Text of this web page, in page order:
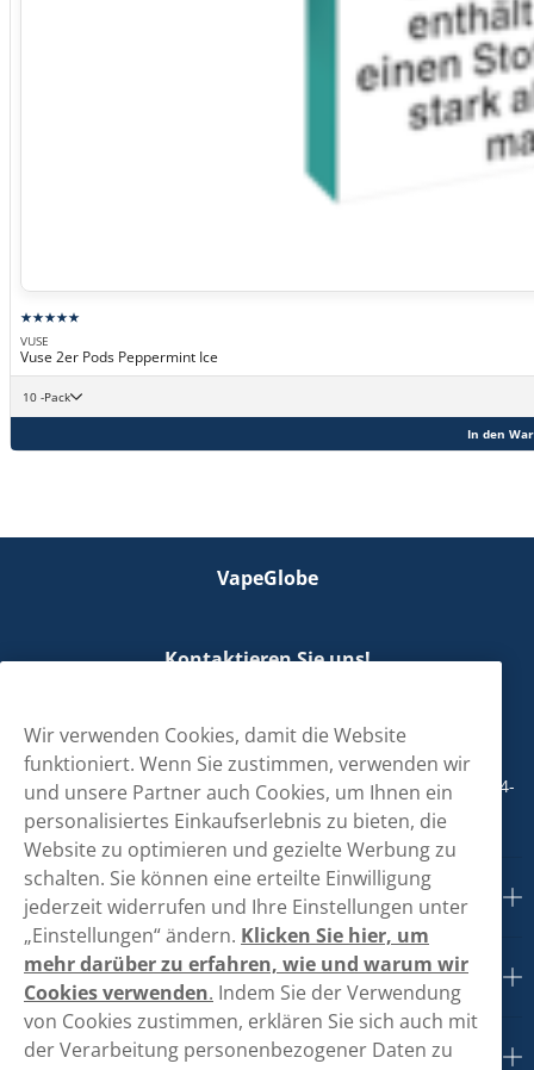
VUSE
Vuse 2er Pods Peppermint Ice
10 -Pack
In den
VapeGlobe
Kontaktieren Sie uns!
+498001800890
Mo/Di/Fr: 09-17 Uhr (Pause 12-13) Mi/Do: 10-19 Uhr (Pause 14-
15)
Kundendienst
Links
Über uns
Wir verwenden Cookies, damit die Website
funktioniert. Wenn Sie zustimmen, verwenden wir
und unsere Partner auch Cookies, um Ihnen ein
personalisiertes Einkaufserlebnis zu bieten, die
Website zu optimieren und gezielte Werbung zu
schalten. Sie können eine erteilte Einwilligung
jederzeit widerrufen und Ihre Einstellungen unter
„Einstellungen“ ändern. Klicken Sie hier, um
mehr darüber zu erfahren, wie und warum wir
Cookies verwenden. Indem Sie der Verwendung
von Cookies zustimmen, erklären Sie sich auch mit
der Verarbeitung personenbezogener Daten zu